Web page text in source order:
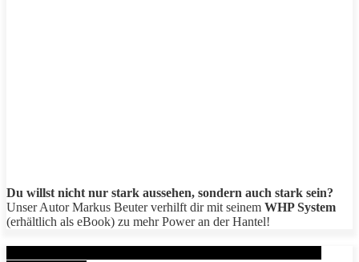
Du willst nicht nur stark aussehen, sondern auch stark sein?
Unser Autor Markus Beuter verhilft dir mit seinem WHP System
(erhältlich als eBook) zu mehr Power an der Hantel!